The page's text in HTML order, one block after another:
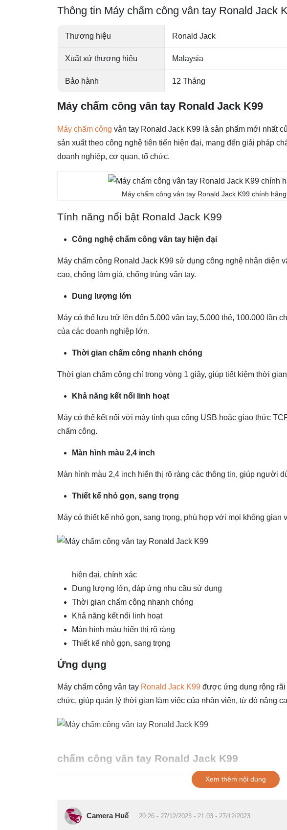
R
o
l
J
k
9
s
ư
n
Thông tin Máy chấm công vân tay Ronald Jack
Thương hiệu Ronald Jack
Xuất xứ thương hiệu Malaysia
Bảo hành 12 Tháng
Máy chấm công vân tay Ronald Jack K99
Máy chấm công vân tay Ronald Jack K99 là sản phẩm mới nhất
sản xuất theo công nghệ tiên tiến hiện đại, mang đến giải pháp
doanh nghiệp, cơ quan, tổ chức.
Máy chấm công vân tay Ronald Jack K99 chính hãng
Tính năng nổi bật Ronald Jack K99
Công nghệ chấm công vân tay hiện đại
Máy chấm công Ronald Jack K99 sử dụng công nghệ nhận diện
cao, chống làm giả, chống trùng vân tay.
Dung lượng lớn
Máy có thể lưu trữ lên đến 5.000 vân tay, 5.000 thẻ, 100.000 lần
của các doanh nghiệp lớn.
Thời gian chấm công nhanh chóng
Thời gian chấm công chỉ trong vòng 1 giây, giúp tiết kiệm thời
Khả năng kết nối linh hoạt
Máy có thể kết nối với máy tính qua cổng USB hoặc giao thức
chấm công.
Màn hình màu 2,4 inch
Màn hình màu 2,4 inch hiển thị rõ ràng các thông tin, giúp người
Thiết kế nhỏ gọn, sang trọng
Máy có thiết kế nhỏ gọn, sang trọng, phù hợp với mọi không gian
hiện đại, chính xác
Dung lượng lớn, đáp ứng nhu cầu sử dụng
Thời gian chấm công nhanh chóng
Khả năng kết nối linh hoạt
Màn hình màu hiển thị rõ ràng
Thiết kế nhỏ gọn, sang trọng
Ứng dụng
Máy chấm công vân tay Ronald Jack K99 được ứng dụng rộng rãi
chức, giúp quản lý thời gian làm việc của nhân viên, từ đó nâng
chấm công vân tay Ronald Jack K99
Bảo hành:
Xem thêm nội dung
Camera Huế 20:26 - 27/12/2023 - 21:03 - 27/12/2023